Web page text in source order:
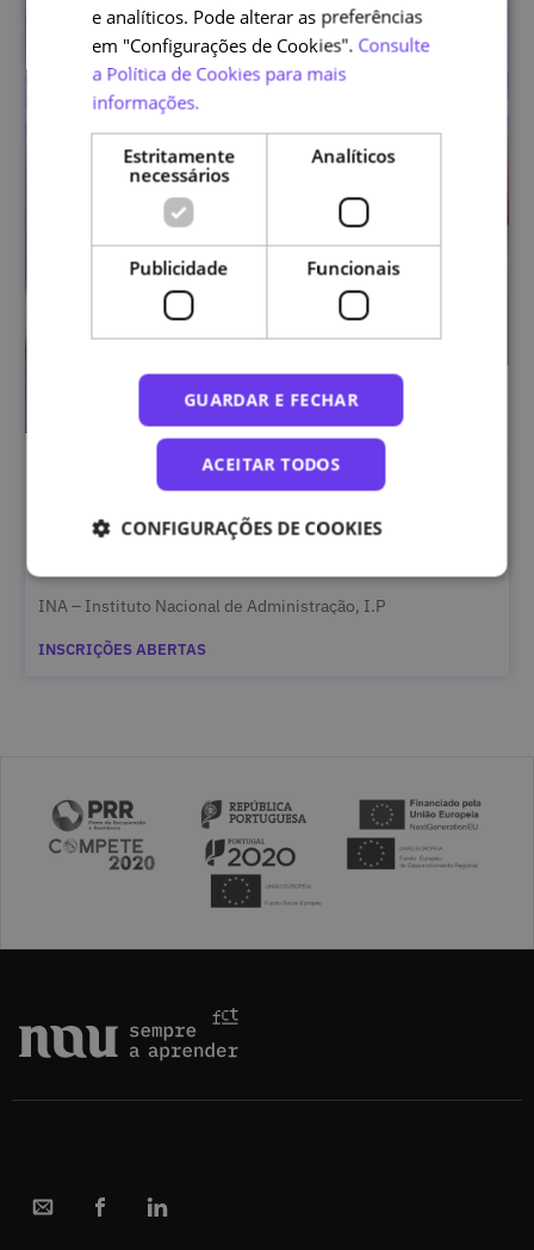
RGPD para Cidadãos Atentos
INA – Instituto Nacional de Administração, I.P
INSCRIÇÕES ABERTAS
e analíticos. Pode alterar as preferências
em "Configurações de Cookies". Consulte
a Política de Cookies para mais
informações.
Estritamente
necessários
Analíticos
Publicidade Funcionais
GUARDAR E FECHAR
ACEITAR TODOS
CONFIGURAÇÕES DE COOKIES